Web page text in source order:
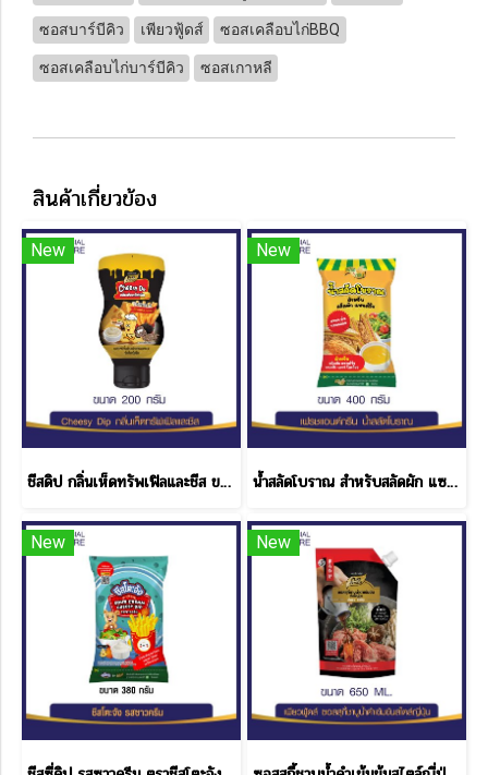
ซอสบาร์บีคิว เพียวฟู้ดส์ ซอสเคลือบไก่BBQ
ซอสเคลือบไก่บาร์บีคิว ซอสเกาหลี
สินค้าเกี่ยวข้อง
New
ชีสดิป กลิ่นเห็ดทรัพเฟิลและชีส ขนาด 200 กรัม
New
น้ำสลัดโบราณ สำหรับสลัดผัก แซนด์วิช โบราณ เฟรช & กรีน ขนาด 400 กรัม
New New